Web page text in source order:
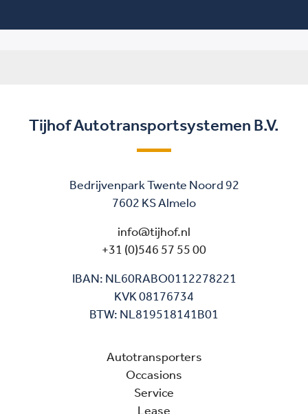
Tijhof Autotransportsystemen B.V.
Bedrijvenpark Twente Noord 92
7602 KS Almelo
info@tijhof.nl
+31 (0)546 57 55 00
IBAN: NL60RABO0112278221
KVK 08176734
BTW: NL819518141B01
Autotransporters
Occasions
Service
Lease